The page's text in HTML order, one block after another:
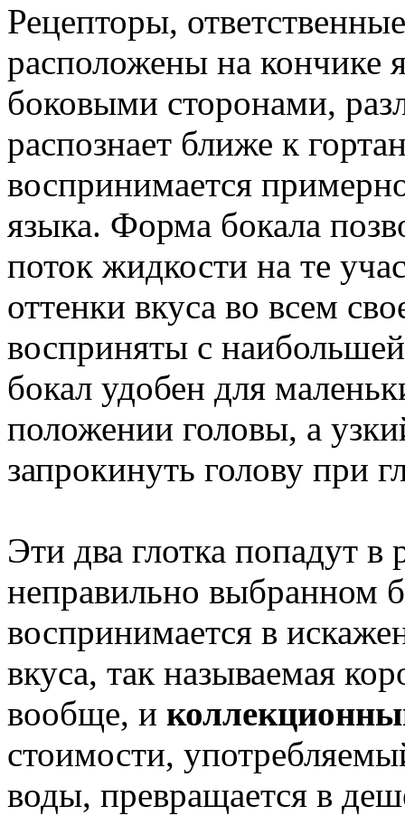
Рецепторы,
расположены на кончике
боковыми сторонами,
распознает ближе к
воспринимается
языка. Форма бокала
поток жидкости на те
оттенки вкуса во всем
восприняты с
бокал удобен для
положении головы, а
запрокинуть голову при
Эти два глотка попадут
неправильно выбранном
воспринимается в
вкуса, так называемая
вообще, и
стоимости,
воды, превращается в